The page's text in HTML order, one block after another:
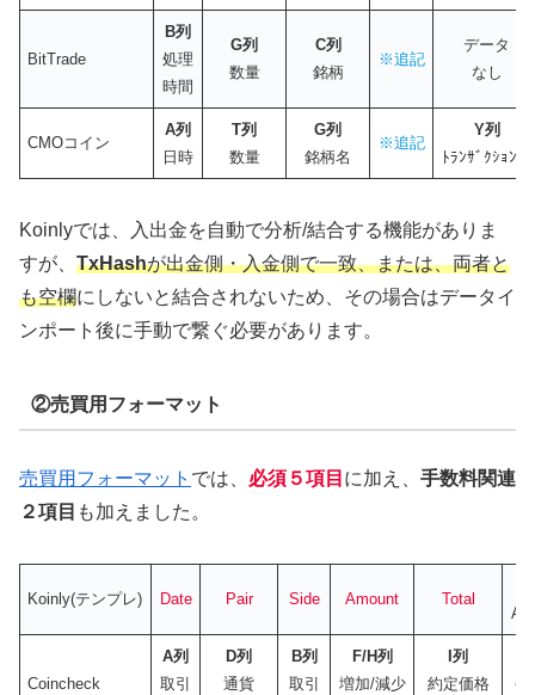
BitTrade
B列
処理
時間
G列
数量
C列
銘柄
※追記
データ
なし
CMOコイン
A列
日時
T列
数量
G列
銘柄名
※追記
Y列
ﾄﾗﾝｻﾞｸｼｮﾝID
Koinlyでは、入出金を自動で分析/結合する機能がありま
すが、 TxHashが出金側・入金側で一致、または、両者と
も空欄にしないと結合されないため、その場合はデータイ
ンポート後に手動で繋ぐ必要があります。
②売買用フォーマット
売買用フォーマット では、 必須５項目 に加え、 手数料関連
２項目 も加えました。
Koinly(テンプレ) Date Pair Side Amount Total
Coincheck
A列
取引
D列
通貨
B列
取引
F/H列
増加/減少
I列
約定価格
手